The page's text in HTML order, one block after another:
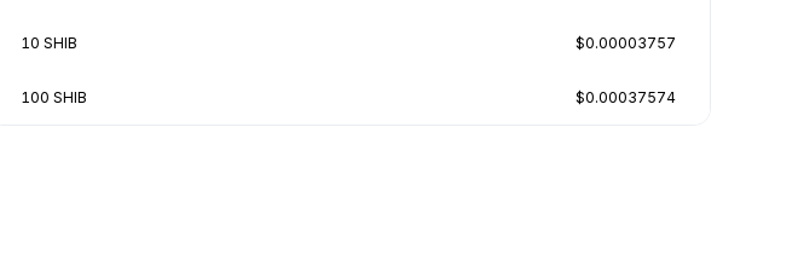
10 SHIB $0.00003757
100 SHIB $0.00037574